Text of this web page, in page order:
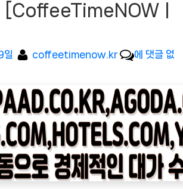
[CoffeeTimeNOWㅣ
일 By
coffeetimenow.kr
[커
타
임
나
우
ㅣ
인
에 댓글 없